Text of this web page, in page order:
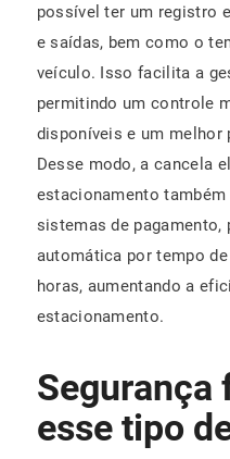
possível ter um registro
e saídas, bem como o
veículo. Isso facilita a
permitindo um controle
disponíveis e um melhor
Desse modo, a cancela
estacionamento
sistemas de pagamento,
automática por tempo
horas, aumentando a
estacionamento.
Segurança
esse tipo